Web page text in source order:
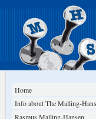
Home
Info about The Malling-
Rasmus Malling-Hansen